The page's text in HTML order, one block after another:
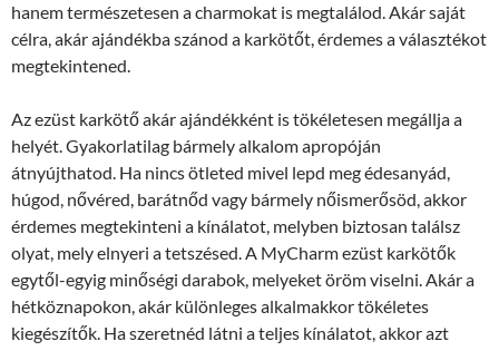
hanem természetesen a charmokat is megtalálod. Akár saját
célra, akár ajándékba szánod a karkötőt, érdemes a választékot
megtekintened.
Az ezüst karkötő akár ajándékként is tökéletesen megállja a
helyét. Gyakorlatilag bármely alkalom apropóján
átnyújthatod. Ha nincs ötleted mivel lepd meg édesanyád,
húgod, nővéred, barátnőd vagy bármely nőismerősöd, akkor
érdemes megtekinteni a kínálatot, melyben biztosan találsz
olyat, mely elnyeri a tetszésed. A MyCharm ezüst karkötők
egytől-egyig minőségi darabok, melyeket öröm viselni. Akár a
hétköznapokon, akár különleges alkalmakkor tökéletes
kiegészítők. Ha szeretnéd látni a teljes kínálatot, akkor azt